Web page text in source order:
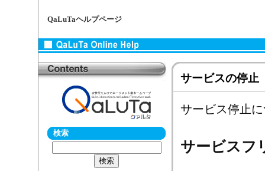
QaLuTaヘルプページ
検索
サービスの停止
サービス停止
サービスフ